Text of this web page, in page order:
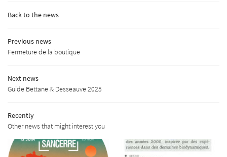
News
Back to the news
Previous news
Fermeture de la boutique
Next news
Guide Bettane & Desseauve 2025
Recently
Other news that might interest you